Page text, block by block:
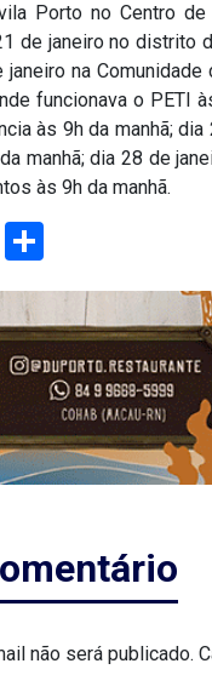
Porto no Centro
de janeiro no distrito
janeiro na
funcionava o PETI
às 9h da manhã;
manhã; dia 28 de
às 9h da manhã.
WhatsApp
não será publicado.